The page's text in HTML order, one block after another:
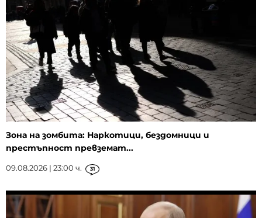
Зона на зомбита: Наркотици, бездомници и
престъпност превземат...
09.08.2026 | 23:00 ч. 31